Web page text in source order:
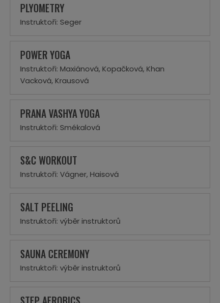
PLYOMETRY
Instruktoři: Seger
POWER YOGA
Instruktoři: Maxiánová, Kopačková, Khan
Vacková, Krausová
PRANA VASHYA YOGA
Instruktoři: Smékalová
S&C WORKOUT
Instruktoři: Vágner, Haisová
SALT PEELING
Instruktoři: výběr instruktorů
SAUNA CEREMONY
Instruktoři: výběr instruktorů